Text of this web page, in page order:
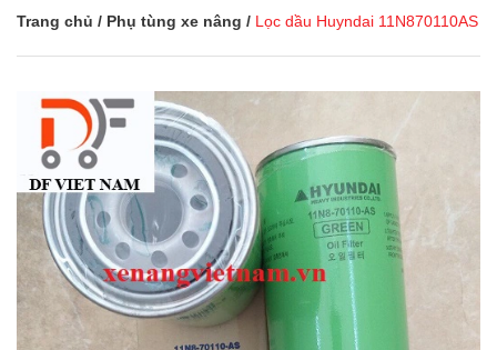
Trang chủ / Phụ tùng xe nâng / Lọc dầu Huyndai 11N870110AS